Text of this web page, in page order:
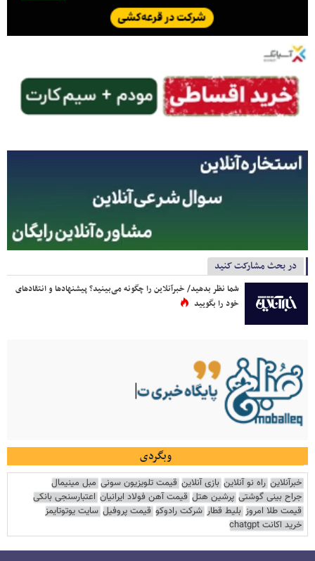
در بحث مشارکت کنید
شما نظر بدهید/ خبرآنلاین را چگونه می‌بینید؟ پیشنهادها و انتقادهای
خود را بگویید
وبگردی
خبرآنلاین راه نو آنلاین بازی آنلاین قیمت تلویزیون سونی مبل مینیمال
جراح بینی گوشتی پرشین هتل قیمت آهن فولاد ایرانیان اعتبارسنجی بانکی
قیمت طلا امروز بلیط قطار شرکت رادوکو قیمت پروفیل سایت یوتوتایمز
خرید اکانت chatgpt